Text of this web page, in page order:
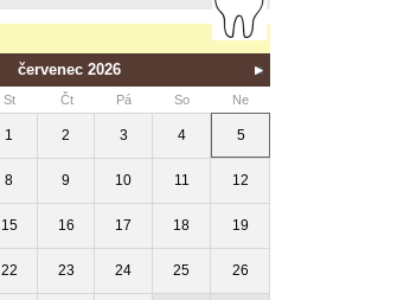
červenec 2026
St Čt Pá So Ne
1 2 3 4 5
8 9 10 11 12
15 16 17 18 19
22 23 24 25 26